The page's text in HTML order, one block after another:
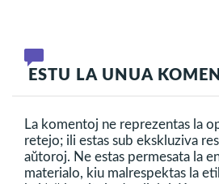
ESTU LA UNUA
La komentoj ne reprezentas la
retejo; ili estas sub ekskluziva
aŭtoroj. Ne estas permesata la
materialo, kiu malrespektas la